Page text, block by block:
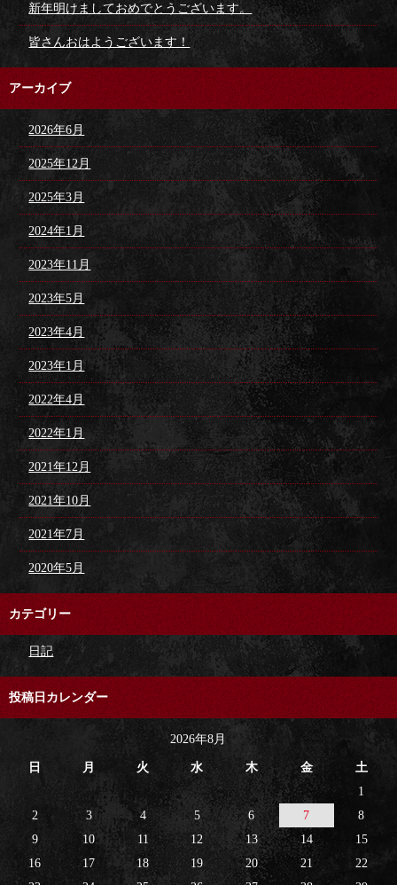
新年明けましておめでとうございます。
皆さんおはようございます！
アーカイブ
2026年6月
2025年12月
2025年3月
2024年1月
2023年11月
2023年5月
2023年4月
2023年1月
2022年4月
2022年1月
2021年12月
2021年10月
2021年7月
2020年5月
カテゴリー
日記
投稿日カレンダー
2026年8月
日 月 火 水 木 金
土
1
2
3 4 5 6 7
8
9
10 11 12 13 14
15
16
17 18 19 20 21
22